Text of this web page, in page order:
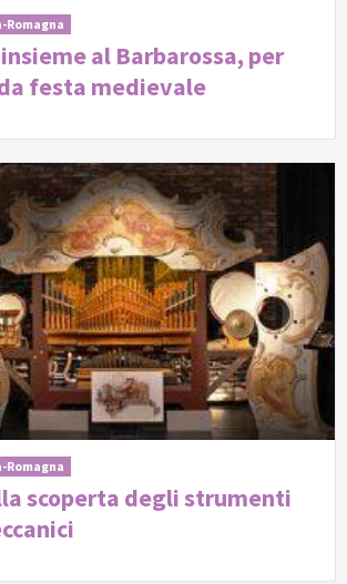
Romagna
al Barbarossa, per
festa medievale
Romagna
scoperta degli strumenti